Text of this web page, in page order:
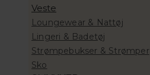
Veste
Loungewear & Nattøj
Lingeri & Badetøj
Strømpebukser & Strømper
Sko